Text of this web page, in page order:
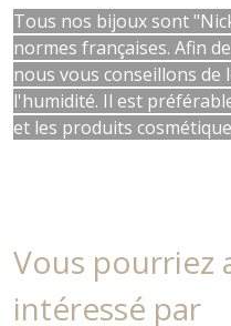
Tous nos bijoux sont
normes françaises. Afin
nous vous conseillons de
l'humidité. Il est
et les produits
Vous pourriez
intéressé par